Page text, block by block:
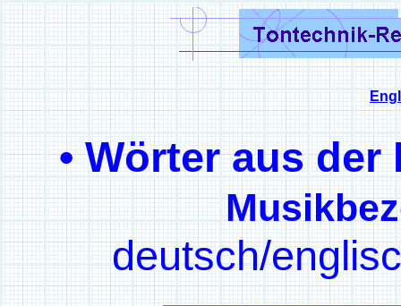
• Wörter aus der
deutsch/